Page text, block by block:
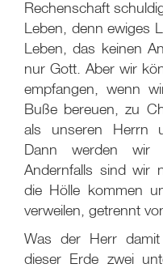
Rechenschaft
Leben, denn ewiges
Leben, das keinen
nur Gott. Aber wir
empfangen, wenn
Buße bereuen, zu
als unseren Herrn
Dann werden wir
Andernfalls sind wir
die Hölle kommen
verweilen, getrennt
Was der Herr
dieser Erde zwei